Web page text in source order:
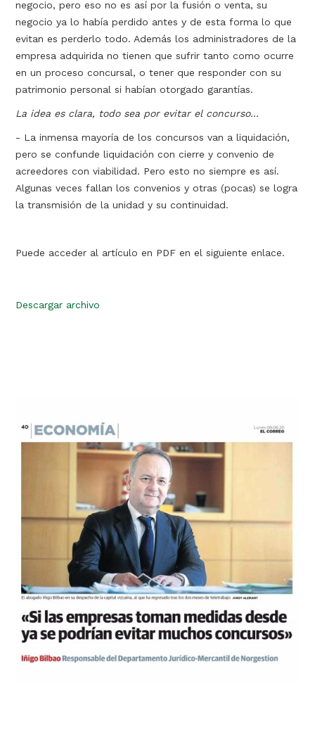
negocio, pero eso no es así por la fusión o venta, su
negocio ya lo había perdido antes y de esta forma lo que
evitan es perderlo todo. Además los administradores de la
empresa adquirida no tienen que sufrir tanto como ocurre
en un proceso concursal, o tener que responder con su
patrimonio personal si habían otorgado garantías.
La idea es clara, todo sea por evitar el concurso...
- La inmensa mayoría de los concursos van a liquidación,
pero se confunde liquidación con cierre y convenio de
acreedores con viabilidad. Pero esto no siempre es así.
Algunas veces fallan los convenios y otras (pocas) se logra
la transmisión de la unidad y su continuidad.
Puede acceder al artículo en PDF en el siguiente enlace.
Descargar archivo